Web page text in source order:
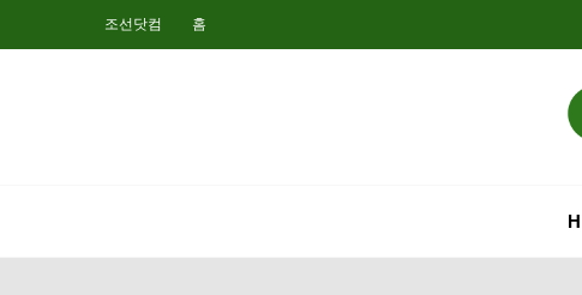
조선닷컴 홈